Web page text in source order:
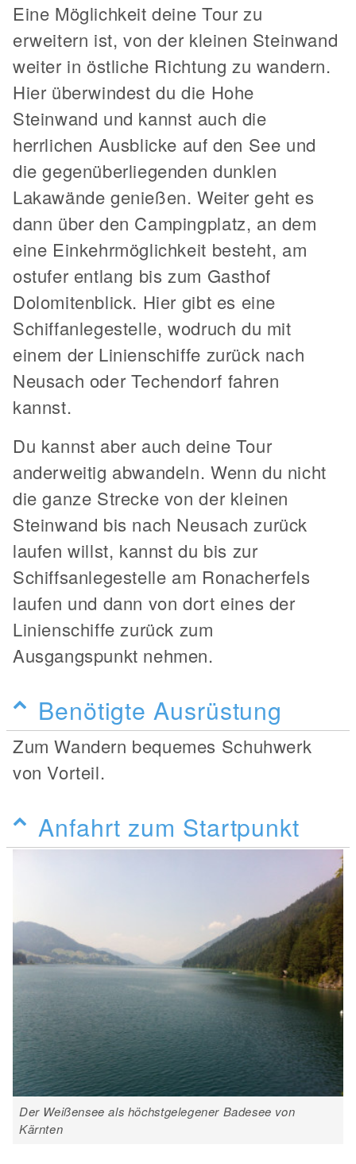
Eine Möglichkeit deine Tour zu
erweitern ist, von der kleinen Steinwand
weiter in östliche Richtung zu wandern.
Hier überwindest du die Hohe
Steinwand und kannst auch die
herrlichen Ausblicke auf den See und
die gegenüberliegenden dunklen
Lakawände genießen. Weiter geht es
dann über den Campingplatz, an dem
eine Einkehrmöglichkeit besteht, am
ostufer entlang bis zum Gasthof
Dolomitenblick. Hier gibt es eine
Schiffanlegestelle, wodruch du mit
einem der Linienschiffe zurück nach
Neusach oder Techendorf fahren
kannst.
Du kannst aber auch deine Tour
anderweitig abwandeln. Wenn du nicht
die ganze Strecke von der kleinen
Steinwand bis nach Neusach zurück
laufen willst, kannst du bis zur
Schiffsanlegestelle am Ronacherfels
laufen und dann von dort eines der
Linienschiffe zurück zum
Ausgangspunkt nehmen.
Benötigte Ausrüstung
Zum Wandern bequemes Schuhwerk
von Vorteil.
Anfahrt zum Startpunkt
Der Weißensee als höchstgelegener Badesee von
Kärnten